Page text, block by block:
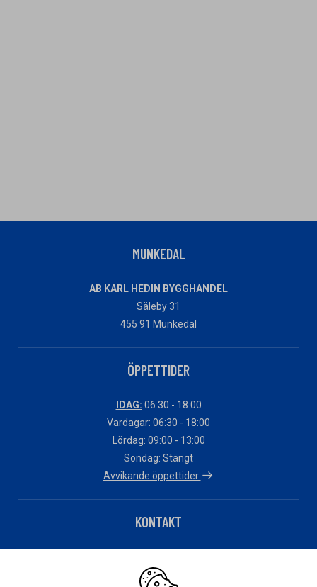
MUNKEDAL
AB KARL HEDIN BYGGHANDEL
Säleby 31
455 91 Munkedal
ÖPPETTIDER
IDAG: 06:30 - 18:00
Vardagar: 06:30 - 18:00
Lördag: 09:00 - 13:00
Söndag: Stängt
Avvikande öppettider
KONTAKT
Har du fakturafrågor?